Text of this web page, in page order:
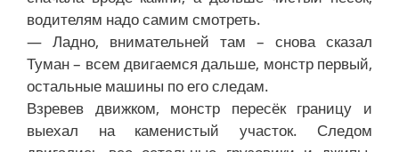
водителям надо самим смотреть.
— Ладно, внимательней там – снова сказал
Туман – всем двигаемся дальше, монстр первый,
остальные машины по его следам.
Взревев движком, монстр пересёк границу и
выехал на каменистый участок. Следом